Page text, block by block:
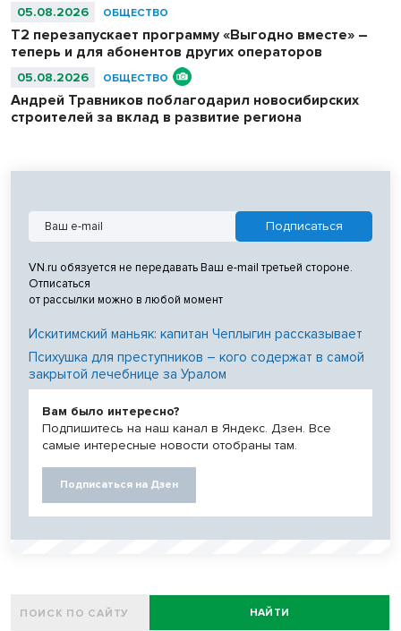
колледжи на безвозмездной основе.
05.08.2026 ОБЩЕСТВО
Т2 перезапускает программу «Выгодно вместе» –
теперь и для абонентов других операторов
05.08.2026 ОБЩЕСТВО
Андрей Травников поблагодарил новосибирских
строителей за вклад в развитие региона
VN.ru обязуется не передавать Ваш e-mail третьей стороне.
Отписаться
от рассылки можно в любой момент
Искитимский маньяк: капитан Чеплыгин рассказывает
Психушка для преступников – кого содержат в самой
закрытой лечебнице за Уралом
Вам было интересно?
Подпишитесь на наш канал в Яндекс. Дзен. Все
самые интересные новости отобраны там.
Подписаться на Дзен
НАЙТИ